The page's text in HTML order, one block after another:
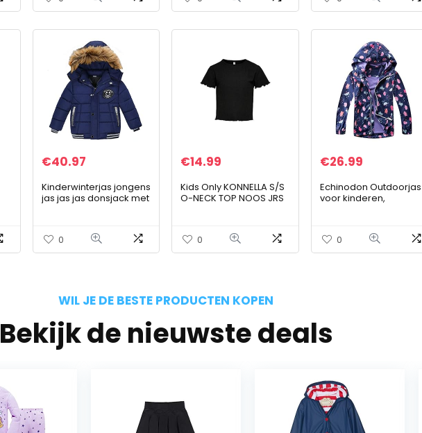
€40.97
Kinderwinterjas jongens
jas jas jas donsjack met
klassiek gevoerd winter
bontkraag…
0
€14.99
Kids Only KONNELLA S/S
O-NECK TOP NOOS JRS
0
€26.99
Echinodon Outdoorjas
voor kinderen,
jongens, overgangsjas,
regenjas, lente…
0
WIL JE DE BESTE PRODUCTEN KOPEN
Bekijk de nieuwste deals